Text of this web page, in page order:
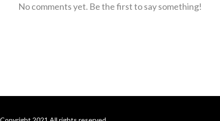
No comments yet. Be the first to say something!